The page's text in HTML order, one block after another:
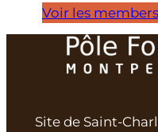
Voir les
Site de Saint-